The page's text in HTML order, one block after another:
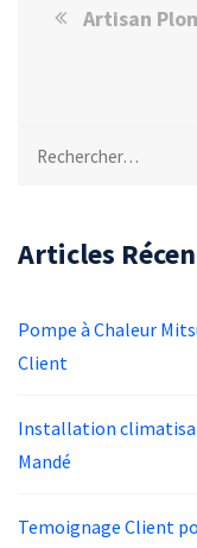
Artisan
Rechercher :
Articles
Pompe à Chaleur
Client
Installation
Mandé
Temoignage Client